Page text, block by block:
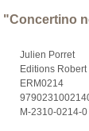
"Concertino
Julien Porret
Editions Robert
ERM0214
M-2310-0214-0